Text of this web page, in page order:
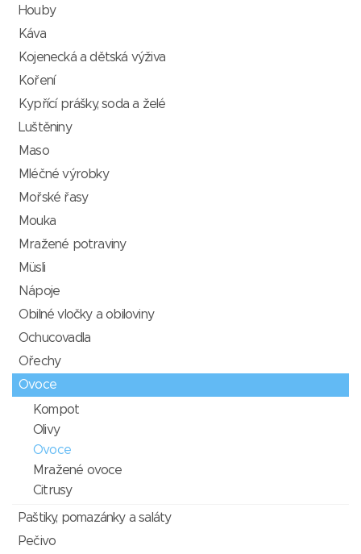
Houby
Káva
Kojenecká a dětská výživa
Koření
Kypřící prášky, soda a želé
Luštěniny
Maso
Mléčné výrobky
Mořské řasy
Mouka
Mražené potraviny
Müsli
Nápoje
Obilné vločky a obiloviny
Ochucovadla
Ořechy
Ovoce
Kompot
Olivy
Ovoce
Mražené ovoce
Citrusy
Paštiky, pomazánky a saláty
Pečivo